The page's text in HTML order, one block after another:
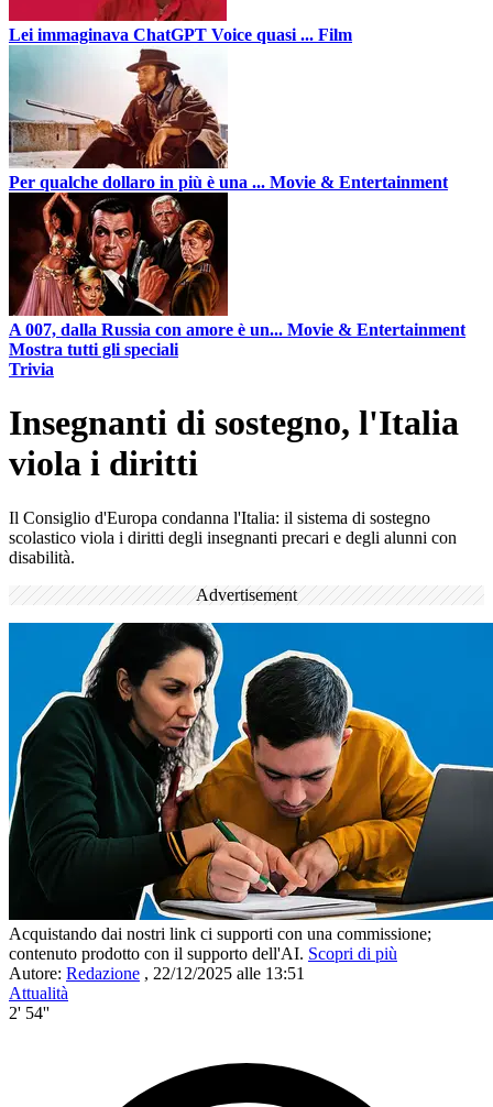
Lei immaginava ChatGPT Voice quasi ... Film
Per qualche dollaro in più è una ... Movie & Entertainment
A 007, dalla Russia con amore è un... Movie & Entertainment
Mostra tutti gli speciali
Trivia
Insegnanti di sostegno, l'Italia
viola i diritti
Il Consiglio d'Europa condanna l'Italia: il sistema di sostegno
scolastico viola i diritti degli insegnanti precari e degli alunni con
disabilità.
Advertisement
Acquistando dai nostri link ci supporti con una commissione;
contenuto prodotto con il supporto dell'AI. Scopri di più
Autore: Redazione , 22/12/2025 alle 13:51
Attualità
2' 54''